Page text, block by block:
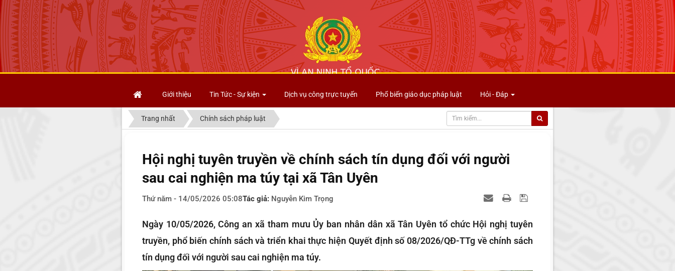
Giới thiệu
Tin Tức - Sự kiện Dịch vụ công trực tuyến Phổ biến giáo dục pháp luật Hỏi - Đáp
Trang nhất Chính sách pháp luật
Hội nghị tuyên truyền về chính sách tín dụng đối với người
sau cai nghiện ma túy tại xã Tân Uyên
Thứ năm - 14/05/2026 05:08Tác giả: Nguyễn Kim Trọng
Ngày 10/05/2026, Công an xã tham mưu Ủy ban nhân dân xã Tân Uyên tổ chức Hội nghị tuyên
truyền, phổ biến chính sách và triển khai thực hiện Quyết định số 08/2026/QĐ-TTg về chính sách
tín dụng đối với người sau cai nghiện ma túy.